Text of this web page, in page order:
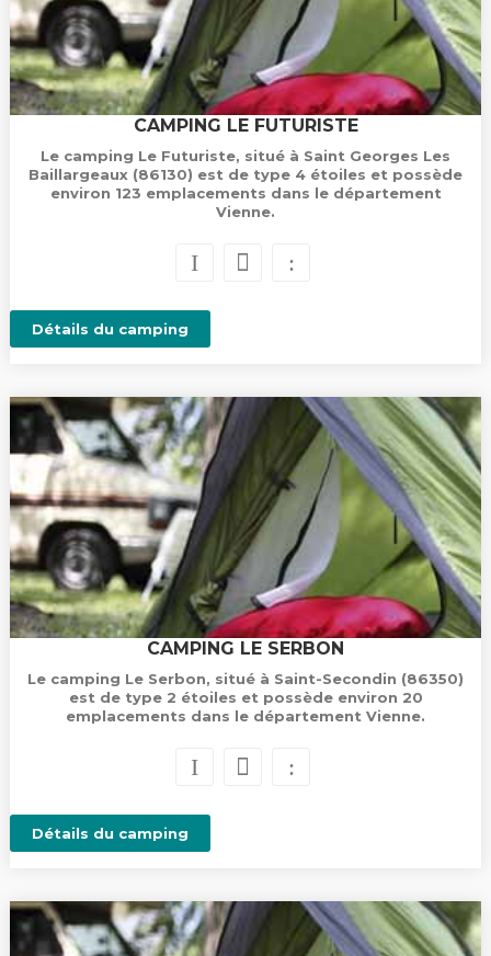
CAMPING LE FUTURISTE
Le camping Le Futuriste, situé à Saint Georges Les
Baillargeaux (86130) est de type 4 étoiles et possède
environ 123 emplacements dans le département
Vienne.
Détails du camping
CAMPING LE SERBON
Le camping Le Serbon, situé à Saint-Secondin (86350)
est de type 2 étoiles et possède environ 20
emplacements dans le département Vienne.
Détails du camping